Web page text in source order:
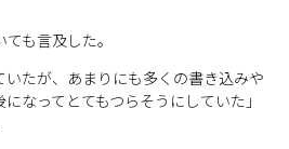
も言及した。
いたが、あまりにも多くの書き込みや
なってとてもつらそうにしていた」